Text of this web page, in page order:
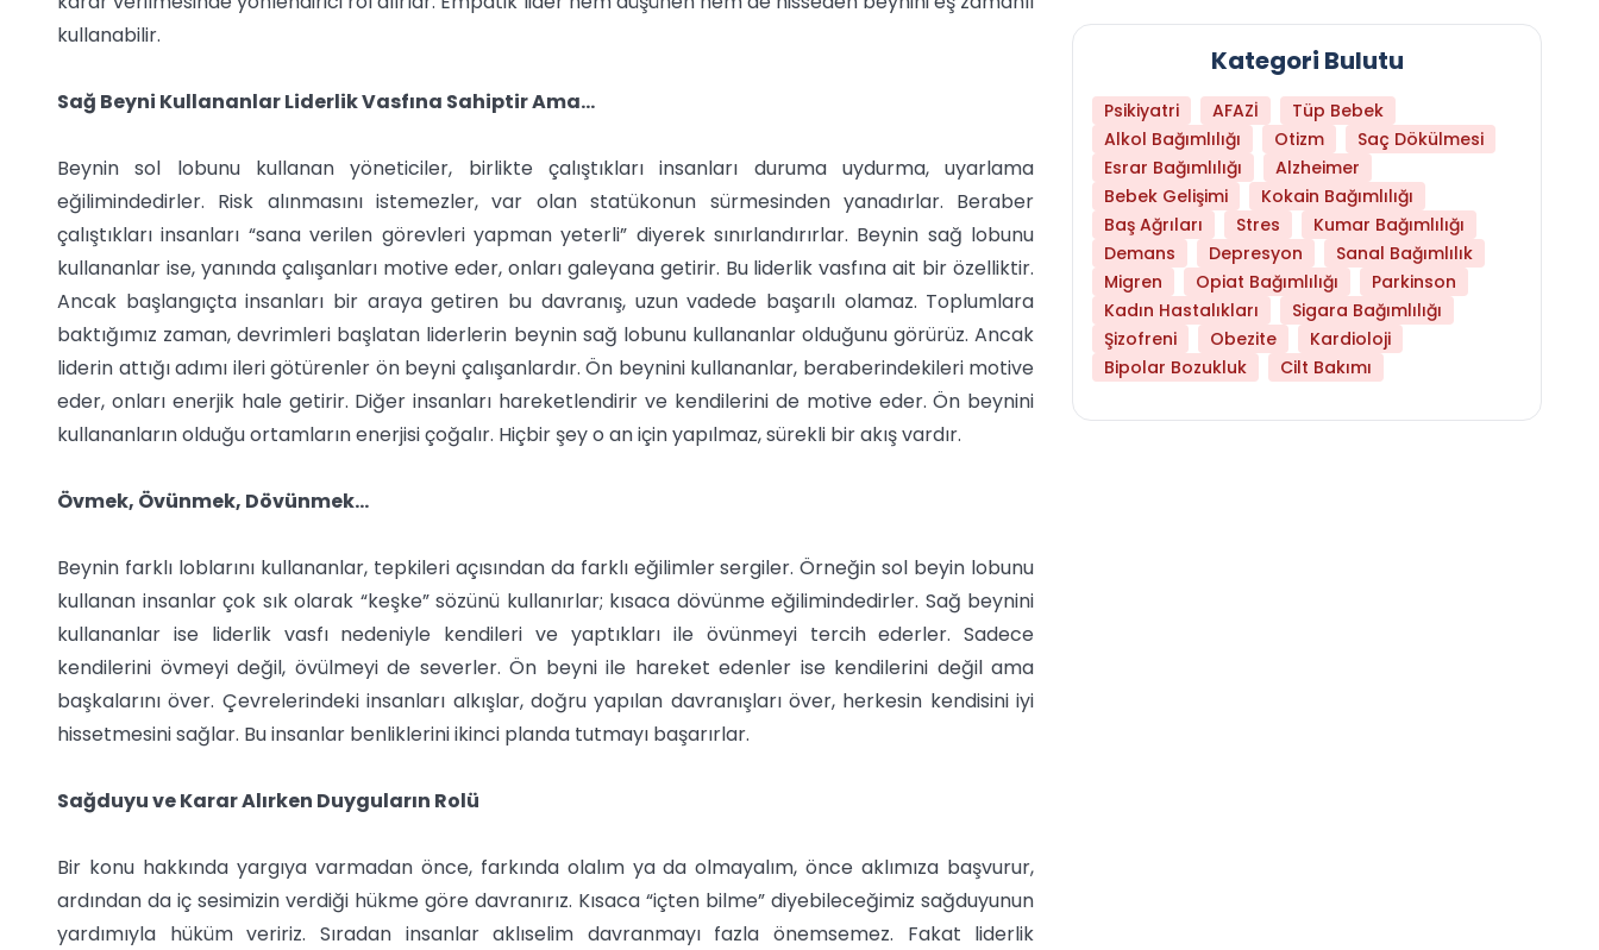
kullanabilir.
Sağ Beyni Kullananlar Liderlik Vasfına Sahiptir Ama…
Beynin sol lobunu kullanan yöneticiler, birlikte çalıştıkları insanları duruma uydurma, uyarlama
eğilimindedirler. Risk alınmasını istemezler, var olan statükonun sürmesinden yanadırlar. Beraber
çalıştıkları insanları “sana verilen görevleri yapman yeterli” diyerek sınırlandırırlar. Beynin sağ lobunu
kullananlar ise, yanında çalışanları motive eder, onları galeyana getirir. Bu liderlik vasfına ait bir özelliktir.
Ancak başlangıçta insanları bir araya getiren bu davranış, uzun vadede başarılı olamaz. Toplumlara
baktığımız zaman, devrimleri başlatan liderlerin beynin sağ lobunu kullananlar olduğunu görürüz. Ancak
liderin attığı adımı ileri götürenler ön beyni çalışanlardır. Ön beynini kullananlar, beraberindekileri motive
eder, onları enerjik hale getirir. Diğer insanları hareketlendirir ve kendilerini de motive eder. Ön beynini
kullananların olduğu ortamların enerjisi çoğalır. Hiçbir şey o an için yapılmaz, sürekli bir akış vardır.
Övmek, Övünmek, Dövünmek…
Beynin farklı loblarını kullananlar, tepkileri açısından da farklı eğilimler sergiler. Örneğin sol beyin lobunu
kullanan insanlar çok sık olarak “keşke” sözünü kullanırlar; kısaca dövünme eğilimindedirler. Sağ beynini
kullananlar ise liderlik vasfı nedeniyle kendileri ve yaptıkları ile övünmeyi tercih ederler. Sadece
kendilerini övmeyi değil, övülmeyi de severler. Ön beyni ile hareket edenler ise kendilerini değil ama
başkalarını över. Çevrelerindeki insanları alkışlar, doğru yapılan davranışları över, herkesin kendisini iyi
hissetmesini sağlar. Bu insanlar benliklerini ikinci planda tutmayı başarırlar.
Sağduyu ve Karar Alırken Duyguların Rolü
Bir konu hakkında yargıya varmadan önce, farkında olalım ya da olmayalım, önce aklımıza başvurur,
ardından da iç sesimizin verdiği hükme göre davranırız. Kısaca “içten bilme” diyebileceğimiz sağduyunun
yardımıyla hüküm veririz. Sıradan insanlar aklıselim davranmayı fazla önemsemez. Fakat liderlik
Kategori Bulutu
Psikiyatri AFAZİ
Tüp Bebek
Alkol Bağımlılığı
Otizm
Saç Dökülmesi
Esrar Bağımlılığı
Alzheimer
Bebek Gelişimi
Kokain Bağımlılığı
Baş Ağrıları
Stres
Kumar Bağımlılığı
Demans
Depresyon
Sanal Bağımlılık
Migren
Opiat Bağımlılığı
Parkinson
Kadın Hastalıkları
Sigara Bağımlılığı
Şizofreni
Obezite
Kardioloji
Bipolar Bozukluk
Cilt Bakımı